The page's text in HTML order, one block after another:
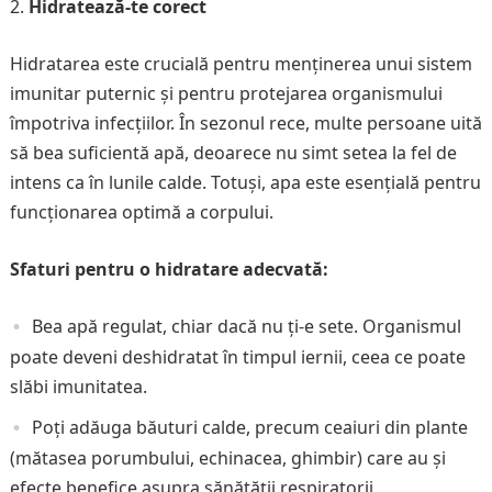
Hidratează-te corect
Hidratarea este crucială pentru menținerea unui sistem
imunitar puternic și pentru protejarea organismului
împotriva infecțiilor. În sezonul rece, multe persoane uită
să bea suficientă apă, deoarece nu simt setea la fel de
intens ca în lunile calde. Totuși, apa este esențială pentru
funcționarea optimă a corpului.
Sfaturi pentru o hidratare adecvată:
Bea apă regulat, chiar dacă nu ți-e sete. Organismul
poate deveni deshidratat în timpul iernii, ceea ce poate
slăbi imunitatea.
Poți adăuga băuturi calde, precum ceaiuri din plante
(mătasea porumbului, echinacea, ghimbir) care au și